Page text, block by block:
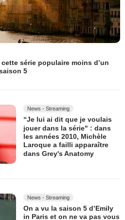
série populaire moins d’un
5
News - Streaming
“Je lui ai dit que je voulais
jouer dans la série" : dans
les années 2010, Michèle
Laroque a failli apparaître
dans Grey's Anatomy
News - Streaming
On a vu la saison 5 d’Emily
in Paris et on ne va pas vous